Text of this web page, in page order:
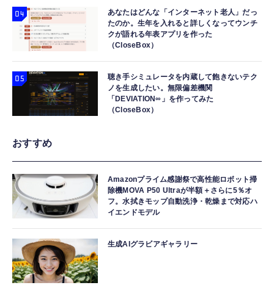
あなたはどんな「インターネット老人」だっ
たのか。生年を入れると詳しくなってウンチ
クが語れる年表アプリを作った
（CloseBox）
聴き手シミュレータを内蔵して飽きないテク
ノを生成したい。無限偏差機関
「DEVIATION∞」を作ってみた
（CloseBox）
おすすめ
Amazonプライム感謝祭で高性能ロボット掃
除機MOVA P50 Ultraが半額＋さらに5％オ
フ。水拭きモップ自動洗浄・乾燥まで対応ハ
イエンドモデル
生成AIグラビアギャラリー